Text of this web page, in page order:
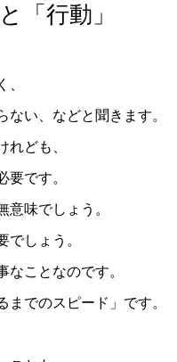
「行動」
、
い、などと聞きます。
れども、
要です。
意味でしょう。
でしょう。
なことなのです。
までのスピード」です。